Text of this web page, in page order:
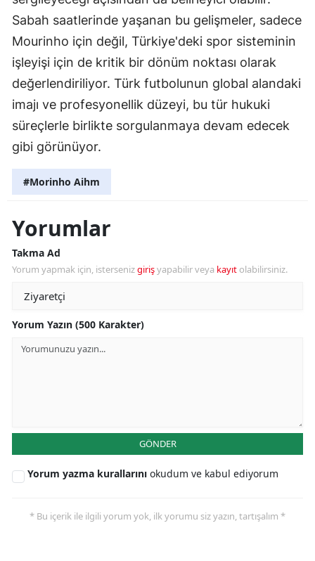
Sabah saatlerinde yaşanan bu gelişmeler, sadece
Mourinho için değil, Türkiye'deki spor sisteminin
işleyişi için de kritik bir dönüm noktası olarak
değerlendiriliyor. Türk futbolunun global alandaki
imajı ve profesyonellik düzeyi, bu tür hukuki
süreçlerle birlikte sorgulanmaya devam edecek
gibi görünüyor.
#Morinho Aihm
Yorumlar
Takma Ad
Yorum yapmak için, istersenizgirişyapabilir veya kayıt olabilirsiniz.
Yorum Yazın (500 Karakter)
GÖNDER
Yorum yazma kurallarını okudum ve kabul ediyorum
* Bu içerik ile ilgili yorum yok, ilk yorumu siz yazın, tartışalım *